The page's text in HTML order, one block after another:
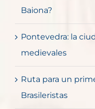
Baiona?
Pontevedra: la
medievales
Ruta para un
Brasileristas